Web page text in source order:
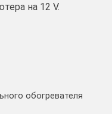
на 12 V.
обогревателя